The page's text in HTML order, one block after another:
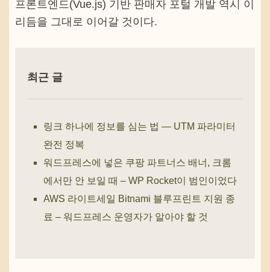
프론트엔드(Vue.js) 기반 판매자 포털 개발 역시 이
리듬을 그대로 이어갈 것이다.
최근 글
링크 하나에 정보를 심는 법 — UTM 파라미터
완전 정복
워드프레스에 넣은 쿠팡 파트너스 배너, 크롬
에서만 안 보일 때 – WP Rocket이 범인이었다
AWS 라이트세일 Bitnami 블루프린트 지원 종
료 – 워드프레스 운영자가 알아야 할 것